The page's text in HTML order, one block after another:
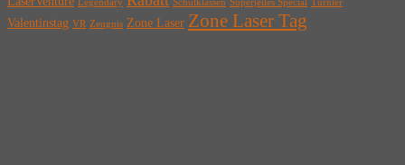
Legendary Schulklassen Superjeiles Special Turnier
Valentinstag VR Zeugnis Zone Laser Zone Laser Tag